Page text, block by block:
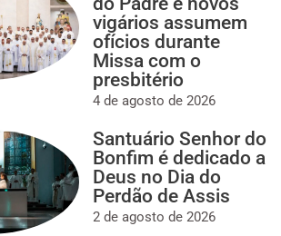
vigários assumem
ofícios durante
Missa com o
presbitério
4 de agosto de 2026
Santuário Senhor do
Bonfim é dedicado a
Deus no Dia do
Perdão de Assis
2 de agosto de 2026